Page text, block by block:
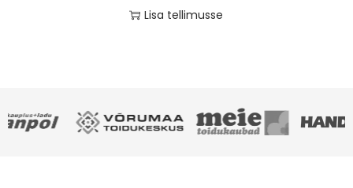
Lisa tellimusse